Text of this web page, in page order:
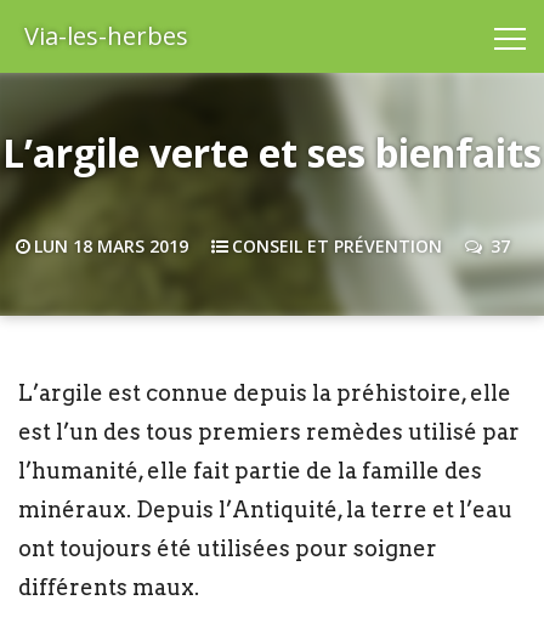
Via-les-herbes
L’argile verte et ses bienfaits
LUN 18 MARS 2019 CONSEIL ET PRÉVENTION 37
L’argile est connue depuis la préhistoire, elle
est l’un des tous premiers remèdes utilisé par
l’humanité, elle fait partie de la famille des
minéraux. Depuis l’Antiquité, la terre et l’eau
ont toujours été utilisées pour soigner
différents maux.